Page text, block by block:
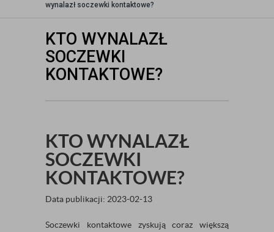
wynalazł soczewki kontaktowe?
KTO WYNALAZŁ
SOCZEWKI
KONTAKTOWE?
KTO WYNALAZŁ
SOCZEWKI
KONTAKTOWE?
Data publikacji: 2023-02-13
Soczewki kontaktowe zyskują coraz większą